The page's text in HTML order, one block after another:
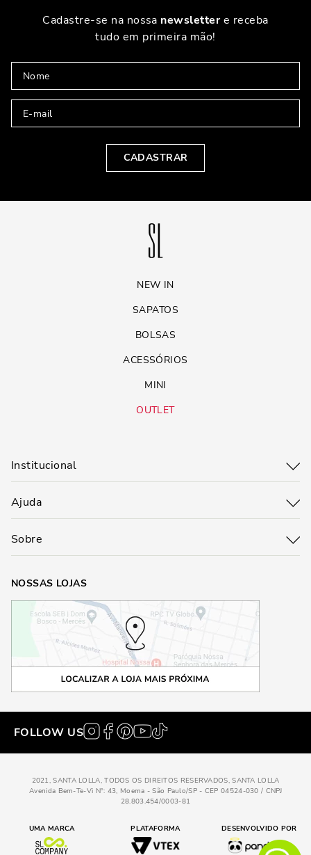
Cadastre-se na nossa newslettere receba
tudo em primeira mão!
CADASTRAR
NEW IN
SAPATOS
BOLSAS
ACESSÓRIOS
MINI
OUTLET
Institucional
Ajuda
Sobre
NOSSAS LOJAS
FOLLOW US
2021, SANTA LOLLA, TODOS OS DIREITOS RESERVADOS, SANTA LOLLA
Avenida Bem-Te-Vi N°: 43, Moema - São Paulo/SP - CEP 04524-030 / CNPJ
28.803.454/0003-81
UMA MARCA PLATAFORMA DESENVOLVIDO POR